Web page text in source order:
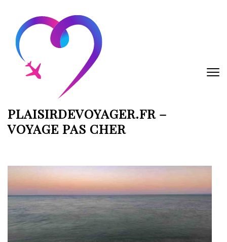
contenu
(Pressez
Entrée)
PLAISIRDEVOYAGER.FR –
VOYAGE PAS CHER